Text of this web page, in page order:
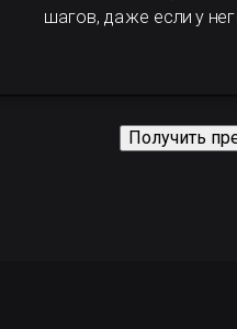
шагов, даже если у
Получить